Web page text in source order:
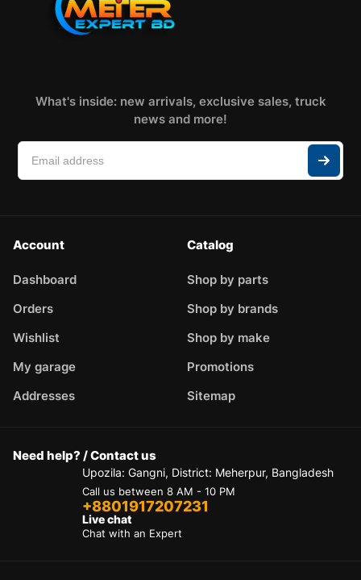
What's inside: new arrivals, exclusive sales, truck
news and more!
Account
Dashboard
Orders
Wishlist
My garage
Addresses
Catalog
Shop by parts
Shop by brands
Shop by make
Promotions
Sitemap
Need help? / Contact us
Upozila: Gangni, District: Meherpur, Bangladesh
Call us between 8 AM - 10 PM
+8801917207231
Live chat
Chat with an Expert